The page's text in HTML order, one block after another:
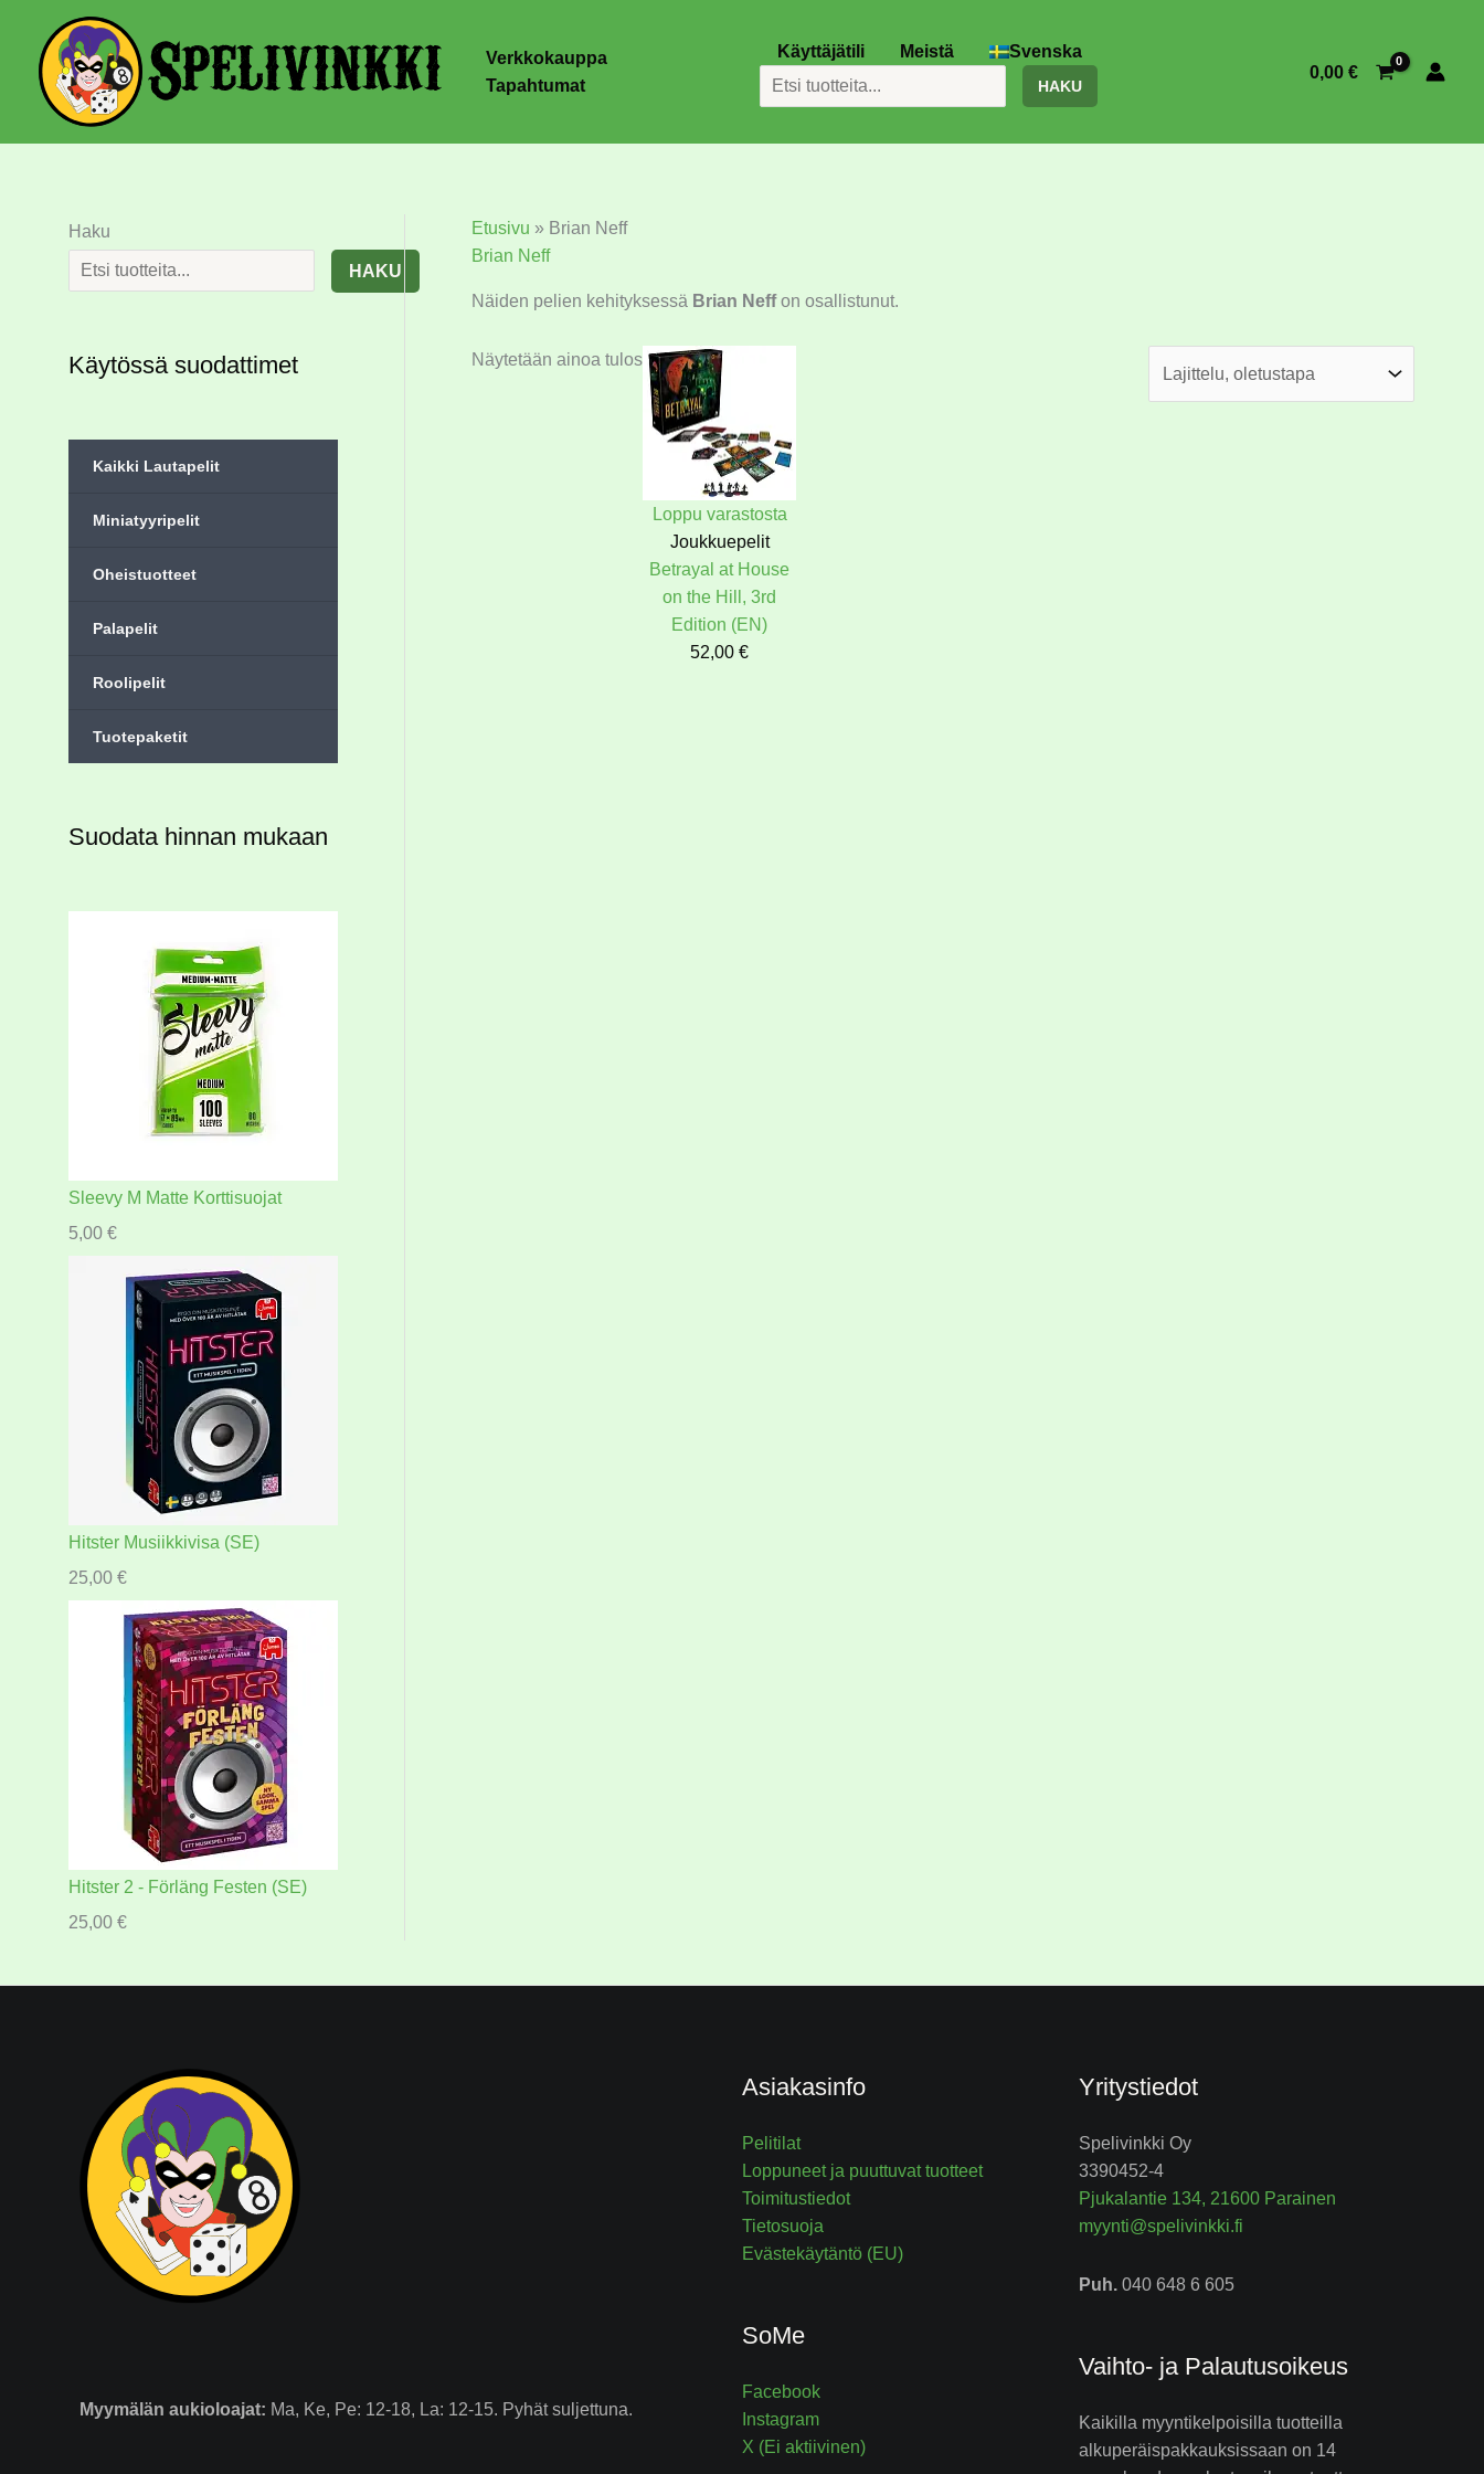
Verkkokauppa
Tapahtumat
Käyttäjätili Meistä
Svenska
Etsi
HAKU
0,00 €
Haku
HAKU
Käytössä suodattimet
Kaikki Lautapelit
Miniatyyripelit
Oheistuotteet
Palapelit
Roolipelit
Tuotepaketit
Suodata hinnan mukaan
Sleevy M Matte Korttisuojat
5,00 €
Hitster Musiikkivisa (SE)
25,00 €
Hitster 2 - Förläng Festen (SE)
25,00 €
Etusivu » Brian Neff
Brian Neff
Näiden pelien kehityksessä Brian Neffon osallistunut.
Näytetään ainoa tulos
Loppu varastosta
Joukkuepelit
Betrayal at House
on the Hill, 3rd
Edition (EN)
52,00€
Myymälän aukioloajat: Ma, Ke, Pe: 12-18, La: 12-15. Pyhät suljettuna.
Asiakasinfo
Pelitilat
Loppuneet ja puuttuvat tuotteet
Toimitustiedot
Tietosuoja
Evästekäytäntö (EU)
SoMe
Facebook
Instagram
X (Ei aktiivinen)
Yritystiedot
Spelivinkki Oy
3390452-4
Pjukalantie 134, 21600 Parainen
myynti@spelivinkki.fi
Puh. 040 648 6 605
Vaihto- ja Palautusoikeus
Kaikilla myyntikelpoisilla tuotteilla
alkuperäispakkauksissaan on 14